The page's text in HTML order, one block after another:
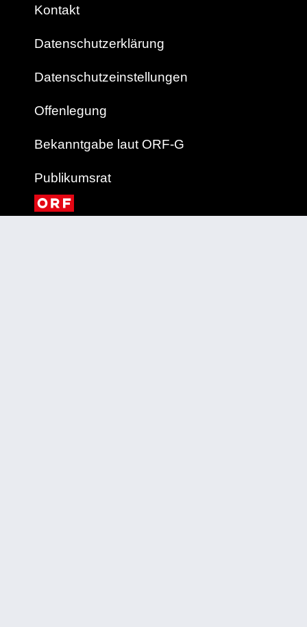
Kontakt
Datenschutzerklärung
Datenschutzeinstellungen
Offenlegung
Bekanntgabe laut ORF-G
Publikumsrat